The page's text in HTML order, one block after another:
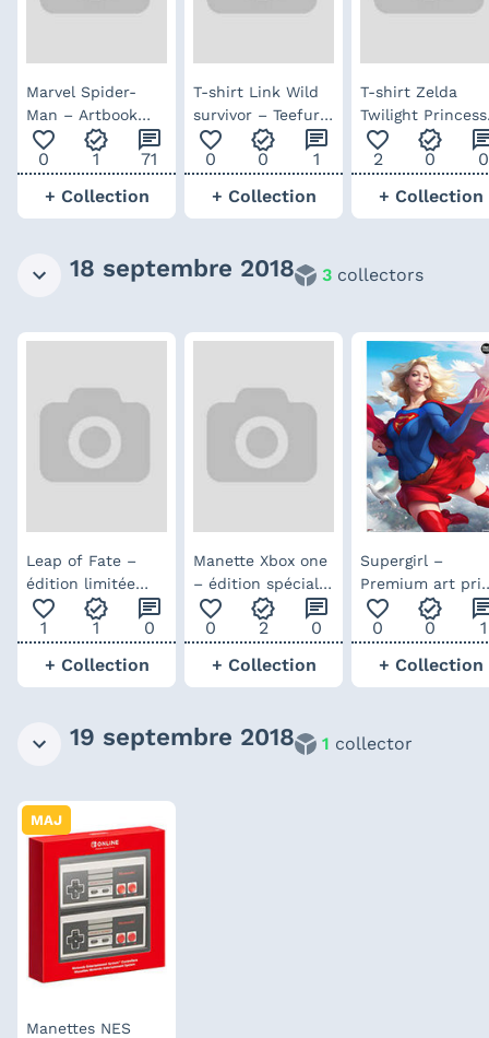
Marvel Spider-
Man – Artbook
édition limitée
(anglais)
favorite_outline
0
verified
1
chat
71
+ Collection
T-shirt Link Wild
survivor – Teefury
édition limitée
favorite_outline
0
verified
0
chat
1
+ Collection
T-shirt Zelda
Twilight Princess
– Teefury édition
limitée
favorite_outline
2
verified
0
0
+ Collection
18 septembre 2018 3 collectors
Leap of Fate –
édition limitée
Play-asia
favorite_outline
1
verified
1
chat
0
+ Collection
Manette Xbox one
– édition spéciale
Phantom Black
favorite_outline
0
verified
2
chat
0
+ Collection
Supergirl –
Premium art
par Sideshow
favorite_outline
0
verified
0
1
+ Collection
19 septembre 2018 1 collector
MAJ
Manettes NES